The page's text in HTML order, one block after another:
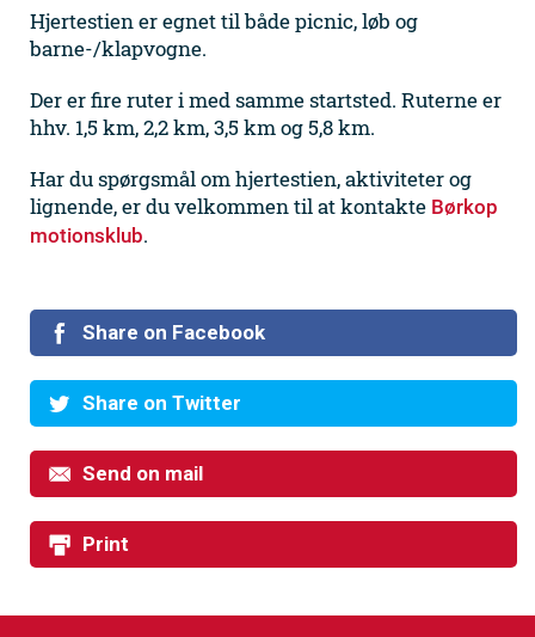
Hjertestien er egnet til både picnic, løb og
barne-/klapvogne.
Der er fire ruter i med samme startsted. Ruterne er
hhv. 1,5 km, 2,2 km, 3,5 km og 5,8 km.
Har du spørgsmål om hjertestien, aktiviteter og
lignende, er du velkommen til at kontakte Børkop
motionsklub.
Share on Facebook
Share on Twitter
Send on mail
Print